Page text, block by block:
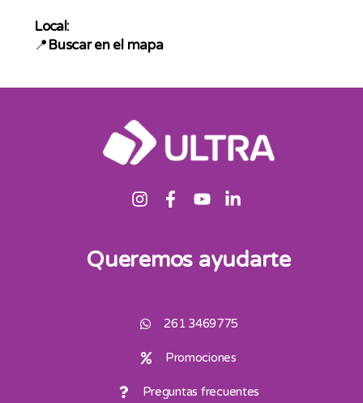
Local:
📍Buscar en el mapa
Queremos ayudarte
261 3469775
Promociones
Preguntas frecuentes